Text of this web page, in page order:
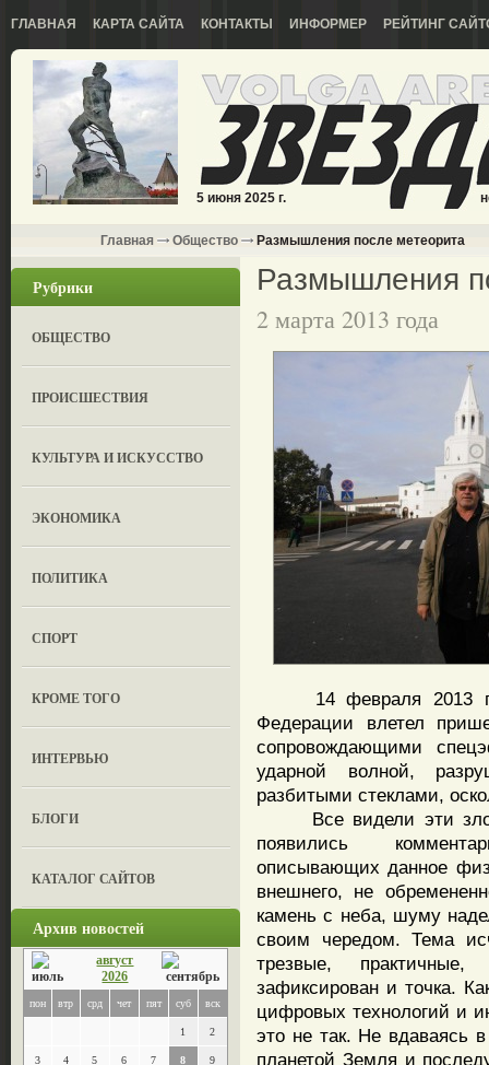
ГЛАВНАЯ КАРТА САЙТА КОНТАКТЫ ИНФОРМЕР РЕЙТИНГ
5 июня 2025 г.
Главная Общество Размышления после метеорита
Рубрики
ОБЩЕСТВО
ПРОИСШЕСТВИЯ
КУЛЬТУРА И ИСКУССТВО
ЭКОНОМИКА
ПОЛИТИКА
СПОРТ
КРОМЕ ТОГО
ИНТЕРВЬЮ
БЛОГИ
КАТАЛОГ САЙТОВ
Архив новостей
август
2026
пон втр срд чет пят суб вск
1 2
3 4 5 6 7 8 9
Размышления
2 марта 2013 года
14 февраля 2013 г. в
Федерации влетел
сопровождающими
ударной волной,
разбитыми стеклами,
Все видели эти
появились
описывающих данное
внешнего, не
камень с неба, шуму
своим чередом. Тема
трезвые,
зафиксирован и точка.
цифровых технологий и
это не так. Не вдаваясь
планетой Земля и